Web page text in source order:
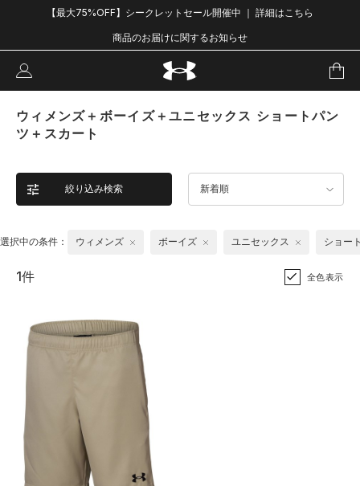
【最大75%OFF】シークレットセール開催中 ｜ 詳細はこちら
商品のお届けに関するお知らせ
ウィメンズ＋ボーイズ＋ユニセックス ショートパン
ツ＋スカート
絞り込み検索 新着順
選択中の条件： ウィメンズ ボーイズ ユニセックス ショー
1件 全色表示